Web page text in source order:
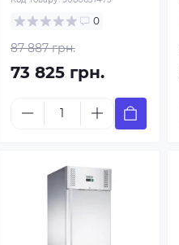
0
87 887 грн.
73 825 грн.